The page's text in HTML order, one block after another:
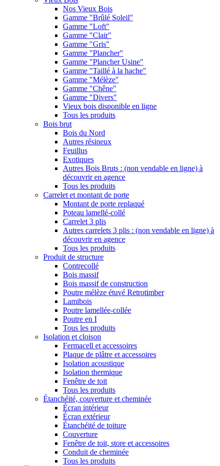
Nos Vieux Bois
Gamme "Brûlé Soleil"
Gamme "Loft"
Gamme "Clair"
Gamme "Gris"
Gamme "Plancher"
Gamme "Plancher Usine"
Gamme "Taillé à la hache"
Gamme "Mélèze"
Gamme "Chêne"
Gamme "Divers"
Vieux bois disponible en ligne
Tous les produits
Bois brut
Bois du Nord
Autres résineux
Feuillus
Exotiques
Autres Bois Bruts : (non vendable en ligne) à
découvrir en agence
Tous les produits
Carrelet et montant de porte
Montant de porte replaqué
Poteau lamellé-collé
Carrelet 3 plis
Autres carrelets 3 plis : (non vendable en ligne) à
découvrir en agence
Tous les produits
Produit de structure
Contrecollé
Bois massif
Bois massif de construction
Poutre mélèze étuvé Retrotimber
Lamibois
Poutre lamellée-collée
Poutre en I
Tous les produits
Isolation et cloison
Fermacell et accessoires
Plaque de plâtre et accessoires
Isolation acoustique
Isolation thermique
Fenêtre de toit
Tous les produits
Étanchéité, couverture et cheminée
Écran intérieur
Écran extérieur
Étanchéité de toiture
Couverture
Fenêtre de toit, store et accessoires
Conduit de cheminée
Tous les produits